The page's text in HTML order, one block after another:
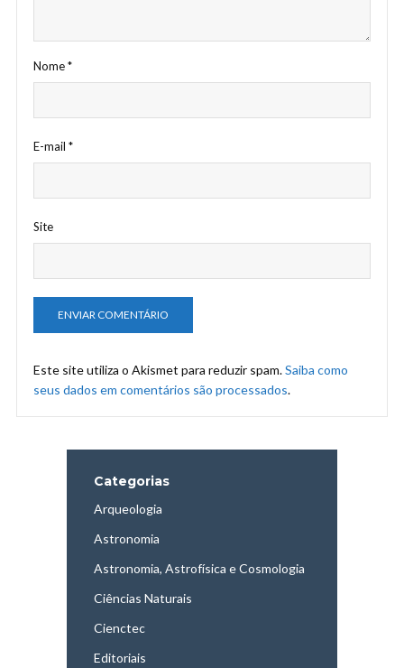
Nome*
E-mail *
Site
Este site utiliza o Akismet para reduzir spam.Saiba como
seus dados em comentários são processados.
Categorias
Arqueologia
Astronomia
Astronomia, Astrofísica e Cosmologia
Ciências Naturais
Cienctec
Editoriais